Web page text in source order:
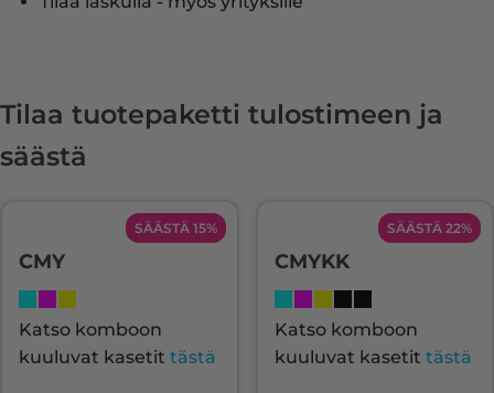
Tilaa tuotepaketti tulostimeen ja
säästä
SÄÄSTÄ 15%
CMY
Katso komboon
kuuluvat kasetit tästä
SÄÄSTÄ 22%
CMYKK
Katso komboon
kuuluvat kasetit tästä